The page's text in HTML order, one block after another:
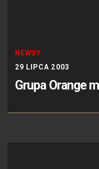
NEWSY
29 LIPCA 2003
Grupa Orange